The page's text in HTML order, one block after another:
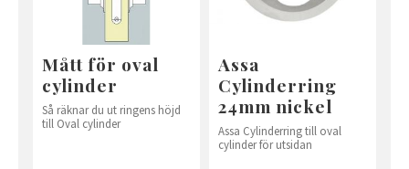
Mått för oval
cylinder
Så räknar du ut ringens höjd
till Oval cylinder
Assa
Cylinderring
24mm nickel
Assa Cylinderring till oval
cylinder för utsidan